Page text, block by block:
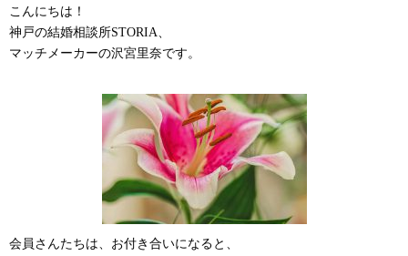
こんにちは！
神戸の結婚相談所STORIA、
マッチメーカーの沢宮里奈です。
会員さんたちは、お付き合いになると、